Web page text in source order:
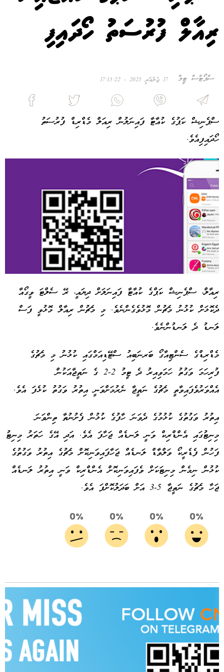
ރިއާލް ފުރުސަތު ހޯދައިފި
ސްޕޯޓްސް ޓީމް 17 ޖެނުއަރީ 2025 - 17:13:22
ސްޕެނިޝް ކަޕުގެ ކުއާޓާ ފައިނަލުން ރިއަލް މެޑްރިޑް ފުރުސަތު
ހޯދައިފިއެވެ.
Advertisement
ރިއާލް، ސްޕެނިޝް ކަޕްގެ ކުއާޓާ ފައިނަލަށް ދިޔައީ، ރޭ ސެލްޓަ ވީގޯއާ
ދެކޮޅަށް ކުޅުނު މެޗުން މޮޅުވެގެންނެވެ. މި މެޗުން ރިއާލް މޮޅުވީ ފަސް
ލަނޑު ދެ ލަނޑުންނެވެ.
މެޑްރިޑްގެ ސެންޓިއާގޯ ބަރނަބިއު ސްޓޭޑިއަމްގައި ކުޅުނު މި މެޗުގެ
ފުރިހަމަ ވަގުތު ހަމަވިއިރު ދެ ޓީމު 2-2 ގެ ނަތީޖާއަކުން
އެއްވަރުވެފައިވާތީ މެޗުގެ ނަތީޖާ ނެރުމަށްވަނީ އިތުރު ވަގުތު ކުޅެފަ އެވެ.
އިތުރު ވަގުތުގެ ކުޅުމުގެ ދެވަނަ ހާފުގެ ކުޅުން ފެށުނުތާ ތިންވަނަ
މިނިޓުގައި އެންޑްރިކް ވަނީ ލަނޑެއް ޖަހާފަ އެވެ. އަދި އޭގެ ހަތަރު މިނިޓު
ފަހުން ފެޑެރީކޯ ވަލްވާޑް ލަނޑެއް ޖަހާފައިވަނިކޮށް މެޗުގެ އިތުރު ވަގުތުގެ
ކުޅުން ނިމެން މިނިޓަކަށް ވެފައިވަނިކޮށް އެންޑްރިކް ވަނީ އިތުރު ލަނޑެއް
ޖަހާ މެޗުގެ ނަތީޖާ 5-3 އަށް ބަދަލުކޮށްފަ އެވެ.
0%
0%
0%
0%